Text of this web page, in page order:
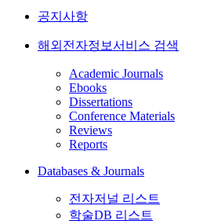
공지사항
해외전자정보서비스 검색
Academic Journals
Ebooks
Dissertations
Conference Materials
Reviews
Reports
Databases & Journals
전자저널 리스트
학술DB 리스트